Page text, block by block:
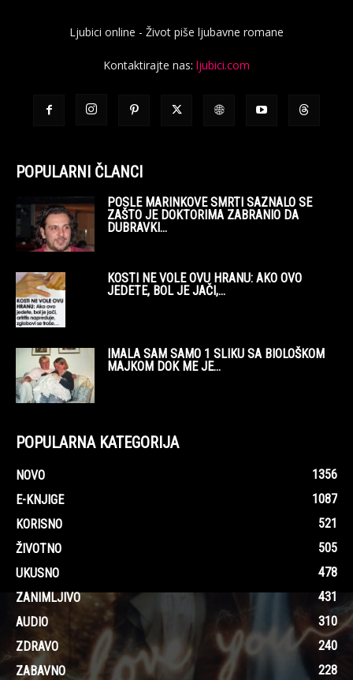
Ljubici online - Život piše ljubavne romane
Kontaktirajte nas: ljubici.com
POPULARNI ČLANCI
POSLE MARINKOVE SMRTI SAZNALO SE
ZAŠTO JE DOKTORIMA ZABRANIO DA
DUBRAVKI...
KOSTI NE VOLE OVU HRANU: AKO OVO
JEDETE, BOL JE JAČI,...
IMALA SAM SAMO 1 SLIKU SA BIOLOŠKOM
MAJKOM DOK ME JE...
POPULARNA KATEGORIJA
NOVO
1356
E-KNJIGE
1087
KORISNO
521
ŽIVOTNO
505
UKUSNO
478
ZANIMLJIVO
431
AUDIO
310
ZDRAVO
240
ZABAVNO
228